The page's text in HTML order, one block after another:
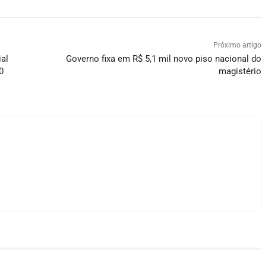
Próximo artigo
Governo fixa em R$ 5,1 mil novo piso nacional do
magistério